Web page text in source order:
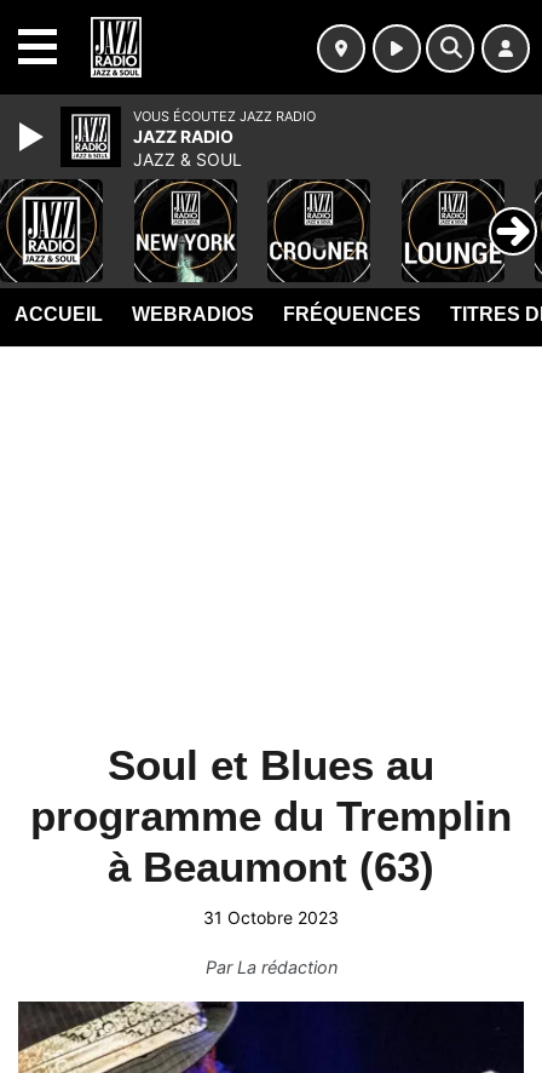
ACCUEIL WEBRADIOS FRÉQUENCES TITRES
Soul et Blues au
programme du Tremplin
à Beaumont (63)
31 Octobre 2023
ParLa rédaction
VOUS ÉCOUTEZ JAZZ RADIO
JAZZ RADIO
JAZZ & SOUL